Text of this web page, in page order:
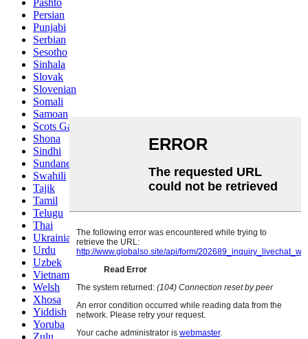
Pashto
Persian
Punjabi
Serbian
Sesotho
Sinhala
Slovak
Slovenian
Somali
Samoan
Scots Gaelic
Shona
Sindhi
Sundanese
Swahili
Tajik
Tamil
Telugu
Thai
Ukrainian
Urdu
Uzbek
Vietnamese
Welsh
Xhosa
Yiddish
Yoruba